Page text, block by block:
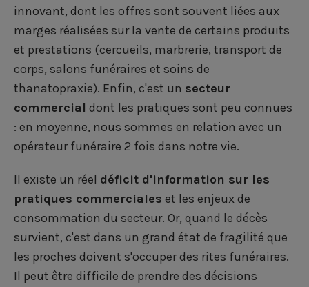
innovant, dont les offres sont souvent liées aux
marges réalisées sur la vente de certains produits
et prestations (cercueils, marbrerie, transport de
corps, salons funéraires et soins de
thanatopraxie). Enfin, c'est un secteur
commercial dont les pratiques sont peu connues
: en moyenne, nous sommes en relation avec un
opérateur funéraire 2 fois dans notre vie.
Il existe un réel déficit d'information sur les
pratiques commerciales et les enjeux de
consommation du secteur. Or, quand le décès
survient, c'est dans un grand état de fragilité que
les proches doivent s'occuper des rites funéraires.
Il peut être difficile de prendre des décisions